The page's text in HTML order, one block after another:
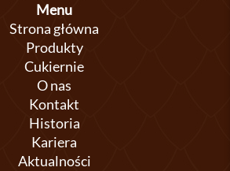
Menu
Strona główna
Produkty
Cukiernie
O nas
Kontakt
Historia
Kariera
Aktualności